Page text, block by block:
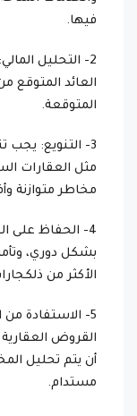
فيها.
2- التحليل
العائد المتوقع
المتوقعة.
3- التنويع: يجب
مثل العقارات
مخاطر متوازنة
4- الحفاظ على
بشكل دوري،
الأكثر من
5- الاستفادة
القروض
أن يتم تحليل
مستدام.